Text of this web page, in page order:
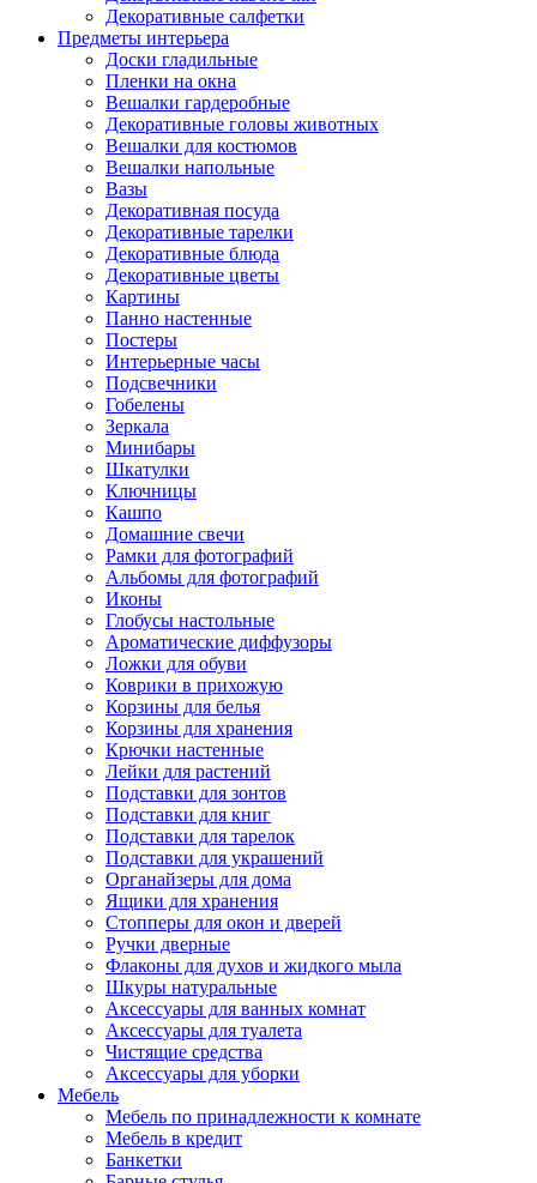
Декоративные салфетки
Предметы интерьера
Доски гладильные
Пленки на окна
Вешалки гардеробные
Декоративные головы животных
Вешалки для костюмов
Вешалки напольные
Вазы
Декоративная посуда
Декоративные тарелки
Декоративные блюда
Декоративные цветы
Картины
Панно настенные
Постеры
Интерьерные часы
Подсвечники
Гобелены
Зеркала
Минибары
Шкатулки
Ключницы
Кашпо
Домашние свечи
Рамки для фотографий
Альбомы для фотографий
Иконы
Глобусы настольные
Ароматические диффузоры
Ложки для обуви
Коврики в прихожую
Корзины для белья
Корзины для хранения
Крючки настенные
Лейки для растений
Подставки для зонтов
Подставки для книг
Подставки для тарелок
Подставки для украшений
Органайзеры для дома
Ящики для хранения
Стопперы для окон и дверей
Ручки дверные
Флаконы для духов и жидкого мыла
Шкуры натуральные
Аксессуары для ванных комнат
Аксессуары для туалета
Чистящие средства
Аксессуары для уборки
Мебель
Мебель по принадлежности к комнате
Мебель в кредит
Банкетки